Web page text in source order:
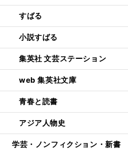
すばる
小説すばる
集英社 文芸ステーション
web 集英社文庫
青春と読書
アジア人物史
学芸・ノンフィクション・新書